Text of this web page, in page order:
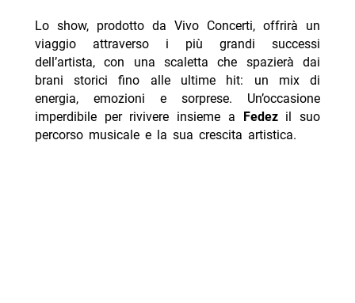
Lo show, prodotto da Vivo Concerti, offrirà un
viaggio attraverso i più grandi successi
dell’artista, con una scaletta che spazierà dai
brani storici fino alle ultime hit: un mix di
energia, emozioni e sorprese. Un’occasione
imperdibile per rivivere insieme a
Fedezil suo
percorso musicale e la sua crescita artistica.